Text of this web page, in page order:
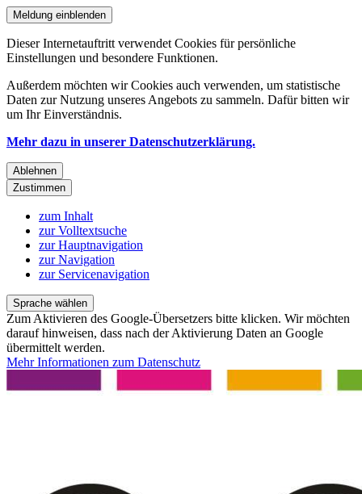
Meldung einblenden
Dieser Internetauftritt verwendet Cookies für persönliche
Einstellungen und besondere Funktionen.
Außerdem möchten wir Cookies auch verwenden, um statistische
Daten zur Nutzung unseres Angebots zu sammeln. Dafür bitten wir
um Ihr Einverständnis.
Mehr dazu in unserer Datenschutzerklärung.
Ablehnen
Zustimmen
zum Inhalt
zur Volltextsuche
zur Hauptnavigation
zur Navigation
zur Servicenavigation
Sprache wählen
Zum Aktivieren des Google-Übersetzers bitte klicken. Wir möchten
darauf hinweisen, dass nach der Aktivierung Daten an Google
übermittelt werden.
Mehr Informationen zum Datenschutz